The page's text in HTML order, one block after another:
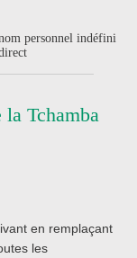
personnel indéfini
Tchamba
en remplaçant
les